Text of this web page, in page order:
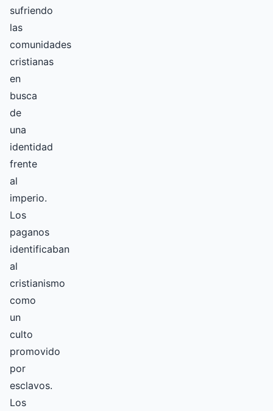
sufriendo
las
comunidades
cristianas
en
busca
de
una
identidad
frente
al
imperio.
Los
paganos
identificaban
al
cristianismo
como
un
culto
promovido
por
esclavos.
Los